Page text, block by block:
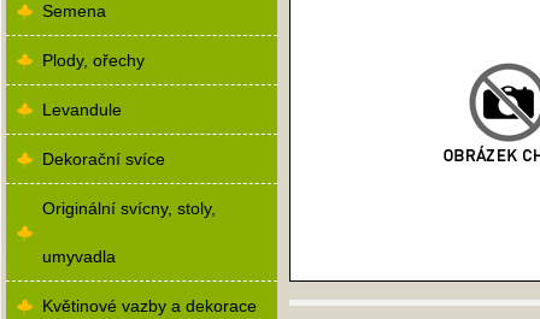
Semena
Plody, ořechy
Levandule
Dekorační svíce
Originální svícny, stoly,
umyvadla
Květinové vazby a dekorace